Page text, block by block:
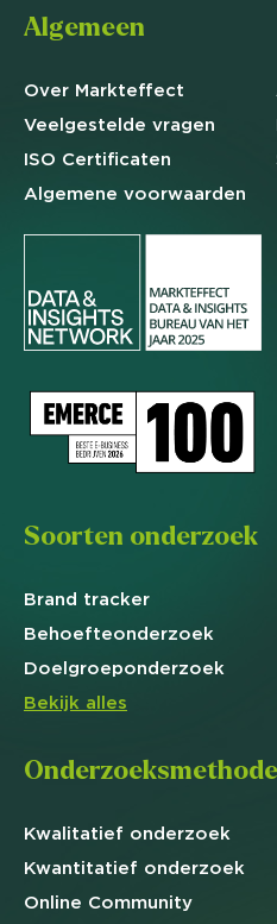
Algemeen
Over Markteffect
Veelgestelde vragen
ISO Certificaten
Algemene voorwaarden
Soorten onderzoek
Brand tracker
Behoefteonderzoek
Doelgroeponderzoek
Bekijk alles
Kwalitatief onderzoek
Kwantitatief onderzoek
Online Community